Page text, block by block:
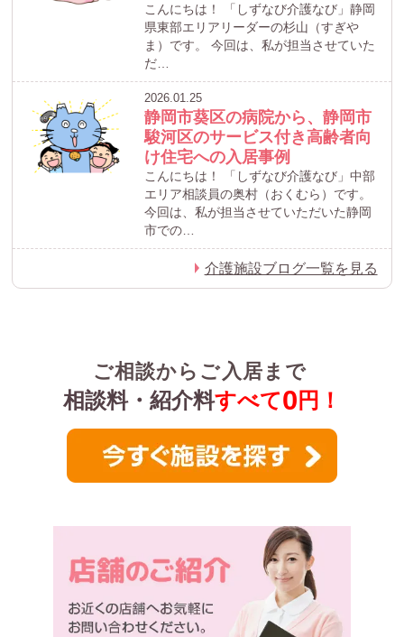
こんにちは！ 「しずなび介護なび」静岡
県東部エリアリーダーの杉山（すぎや
ま）です。 今回は、私が担当させていた
だ…
2026.01.25
静岡市葵区の病院から、静岡市
駿河区のサービス付き高齢者向
け住宅への入居事例
こんにちは！ 「しずなび介護なび」中部
エリア相談員の奥村（おくむら）です。
今回は、私が担当させていただいた静岡
市での…
介護施設ブログ一覧を見る
ご相談からご入居まで
相談料・紹介料すべて0 円！